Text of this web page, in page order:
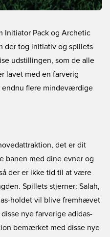
Initiator Pack og Archetic
der tog initiativ og spillets
udstillingen, som de alle
lavet med en farverig
endnu flere mindeværdige
det er dit
banen med dine evner og
der er ikke tid til at være
Spillets stjerner: Salah,
holdet vil blive fremhævet
nye farverige adidas-
bemærket med disse nye